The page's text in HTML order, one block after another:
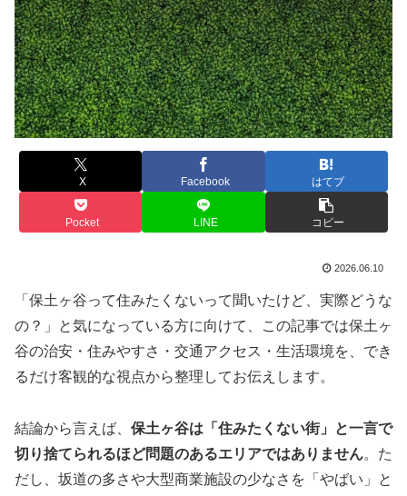
X Facebook はてブ
Pocket LINE コピー
2026.06.10
「保土ヶ谷って住みたくないって聞いたけど、実際どうな
の？」と気になっている方に向けて、この記事では保土ヶ
谷の治安・住みやすさ・交通アクセス・生活環境を、でき
るだけ客観的な視点から整理してお伝えします。
結論から言えば、 保土ヶ谷は「住みたくない街」と一言で
切り捨てられるほど問題のあるエリアではありません。た
だし、坂道の多さや大型商業施設の少なさを「やばい」と